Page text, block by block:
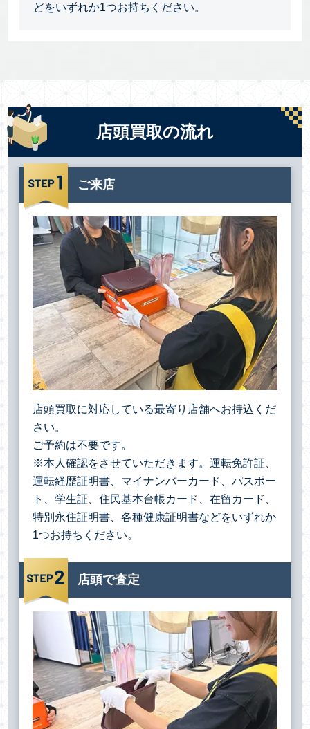
どをいずれか1つお持ちください。
店頭買取の流れ
ご来店
店頭買取に対応している最寄り店舗へお持込くだ
さい。
ご予約は不要です。
※本人確認をさせていただきます。運転免許証、
運転経歴証明書、マイナンバーカード、パスポー
ト、学生証、住民基本台帳カード、在留カード、
特別永住証明書、各種健康証明書などをいずれか
1つお持ちください。
店頭で査定